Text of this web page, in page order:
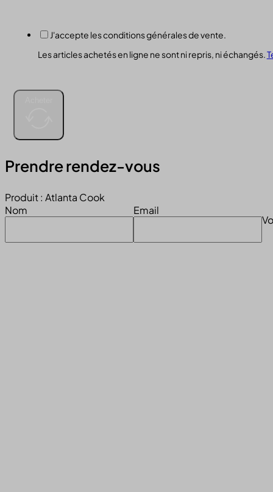
J'accepte les conditions générales de vente.
Les articles achetés en ligne ne sont ni repris, ni échangés.
Prendre rendez-vous
Produit : Atlanta Cook
Nom
Email